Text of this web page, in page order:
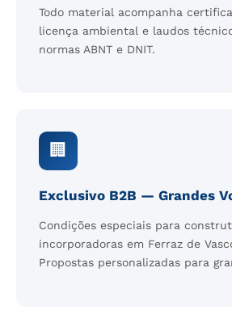
Todo material acompanha
licença ambiental e laudos
normas ABNT e DNIT.
🏢
Exclusivo B2B — Grandes
Condições especiais para
incorporadoras em Ferraz de
Propostas personalizadas para